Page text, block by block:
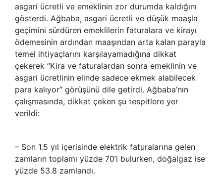
asgari ücretli ve emeklinin zor durumda kaldığını
gösterdi. Ağbaba, asgari ücretli ve düşük maaşla
geçimini sürdüren emeklilerin faturalara ve kirayı
ödemesinin ardından maaşından arta kalan parayla
temel ihtiyaçlarını karşılayamadığına dikkat
çekerek “Kira ve faturalardan sonra emeklinin ve
asgari ücretlinin elinde sadece ekmek alabilecek
para kalıyor” görüşünü dile getirdi. Ağbaba’nın
çalışmasında, dikkat çeken şu tespitlere yer
verildi:
– Son 1.5 yıl içerisinde elektrik faturalarına gelen
zamların toplamı yüzde 70’i bulurken, doğalgaz ise
yüzde 53.8 zamlandı.